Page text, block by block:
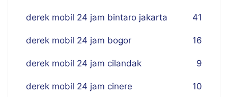
derek mobil 24 jam bintaro jakarta 41
derek mobil 24 jam bogor 16
derek mobil 24 jam cilandak 9
derek mobil 24 jam cinere 10